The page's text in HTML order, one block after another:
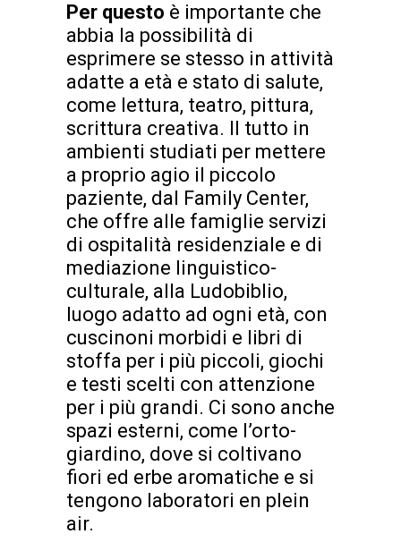
Per questo è importante che
abbia la possibilità di
esprimere se stesso in attività
adatte a età e stato di salute,
come lettura, teatro, pittura,
scrittura creativa. Il tutto in
ambienti studiati per mettere
a proprio agio il piccolo
paziente, dal Family Center,
che offre alle famiglie servizi
di ospitalità residenziale e di
mediazione linguistico-
culturale, alla Ludobiblio,
luogo adatto ad ogni età, con
cuscinoni morbidi e libri di
stoffa per i più piccoli, giochi
e testi scelti con attenzione
per i più grandi. Ci sono anche
spazi esterni, come l’orto-
giardino, dove si coltivano
fiori ed erbe aromatiche e si
tengono laboratori en plein
air.